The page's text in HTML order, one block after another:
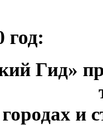
год:
Гид»
и